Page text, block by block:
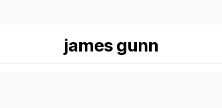
james gunn